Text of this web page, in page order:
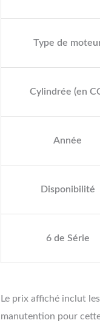
Type de
Cylindrée (en
Année
Disponibilité
6 de Série
Le prix affiché inclut
manutention pour